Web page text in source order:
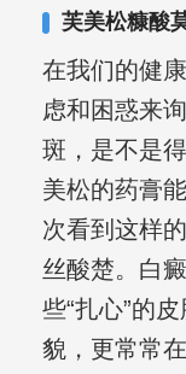
合巩
导
芙美松糠酸
在我们的健
虑和困惑来
斑，是不是
美松的药膏
次看到这样
丝酸楚。白
些“扎心”的
貌，更常常